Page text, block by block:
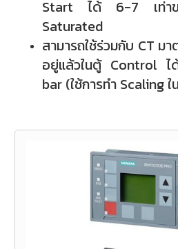
Start ได้ 6-7 เท่า
Saturated
สามารถใช้ร่วมกับ CT
อยู่แล้วในตู้ Control
bar (ใช้การทำ Scaling